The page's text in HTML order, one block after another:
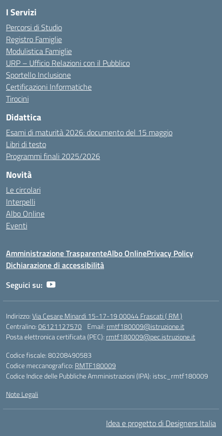
I Servizi
Percorsi di Studio
Registro Famiglie
Modulistica Famiglie
URP – Ufficio Relazioni con il Pubblico
Sportello Inclusione
Certificazioni Informatiche
Tirocini
Didattica
Esami di maturità 2026: documento del 15 maggio
Libri di testo
Programmi finali 2025/2026
Novità
Le circolari
Interpelli
Albo Online
Eventi
Amministrazione TrasparenteAlbo OnlinePrivacy Policy
Dichiarazione di accessibilità
Seguici su:
Indirizzo:Via Cesare Minardi 15-17-19 00044 Frascati ( RM )
Centralino:06121127570 Email: rmtf180009@istruzione.it
Posta elettronica certificata (PEC): rmtf180009@pec.istruzione.it
Codice fiscale: 80208490583
Codice meccanografico: RMTF180009
Codice Indice delle Pubbliche Amministrazioni (IPA): istsc_rmtf180009
Note Legali
Idea e progetto di Designers Italia